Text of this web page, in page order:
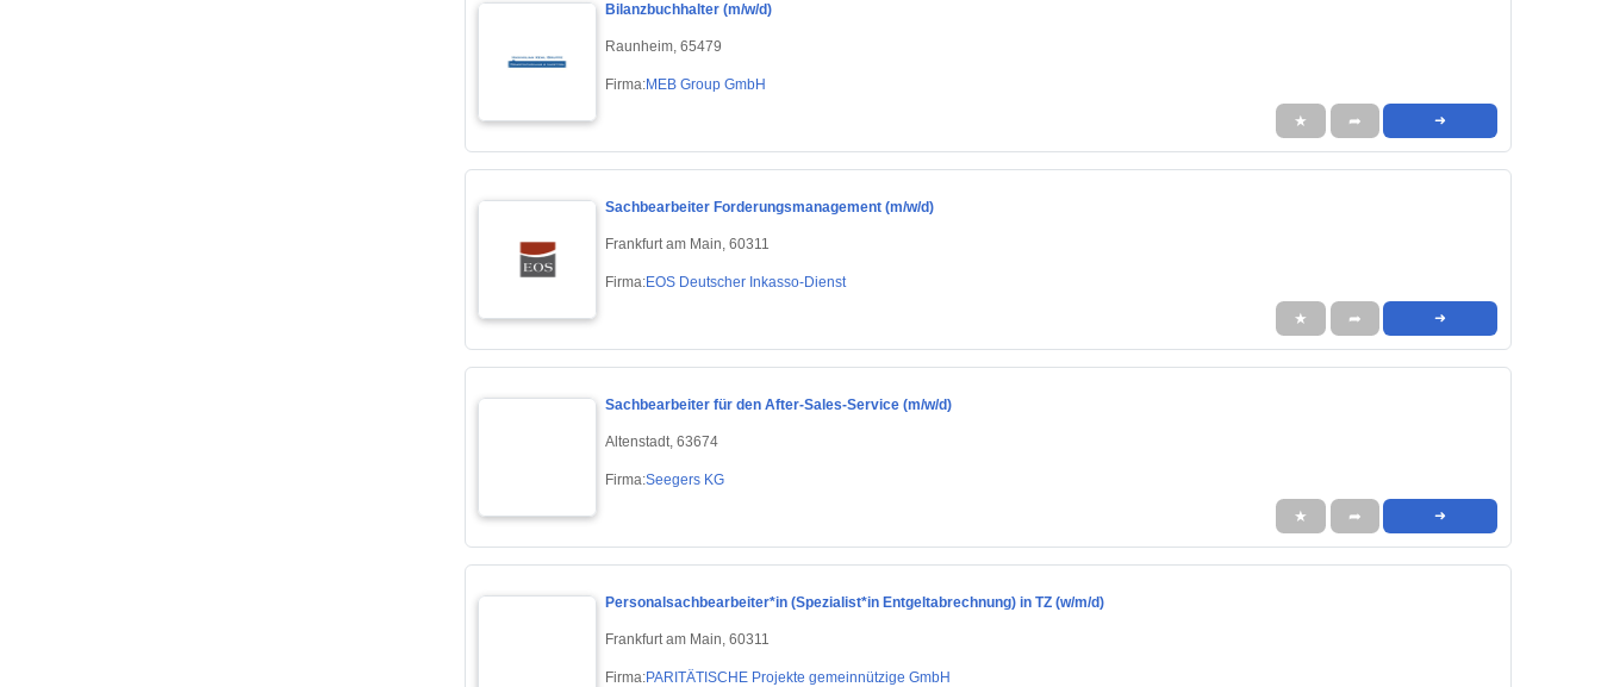
Bilanzbuchhalter (m/w/d)
Raunheim, 65479
Firma:MEB Group GmbH
★ ➦ ➜
Sachbearbeiter Forderungsmanagement (m/w/d)
Frankfurt am Main, 60311
Firma:EOS Deutscher Inkasso-Dienst
★ ➦ ➜
Sachbearbeiter für den After-Sales-Service (m/w/d)
Altenstadt, 63674
Firma:Seegers KG
★ ➦ ➜
Personalsachbearbeiter*in (Spezialist*in Entgeltabrechnung) in TZ (w/m/d)
Frankfurt am Main, 60311
Firma:PARITÄTISCHE Projekte gemeinnützige GmbH